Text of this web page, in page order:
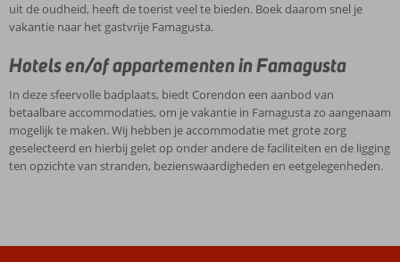
uit de oudheid, heeft de toerist veel te bieden. Boek daarom snel je
vakantie naar het gastvrije Famagusta.
Hotels en/of appartementen in Famagusta
In deze sfeervolle badplaats, biedt Corendon een aanbod van
betaalbare accommodaties, om je vakantie in Famagusta zo aangenaam
mogelijk te maken. Wij hebben je accommodatie met grote zorg
geselecteerd en hierbij gelet op onder andere de faciliteiten en de ligging
ten opzichte van stranden, bezienswaardigheden en eetgelegenheden.